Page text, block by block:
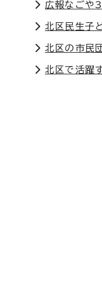
広報なごや
北区民生子
北区の市民
北区で活躍